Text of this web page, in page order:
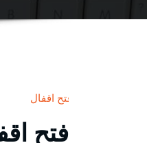
فتح اقفال